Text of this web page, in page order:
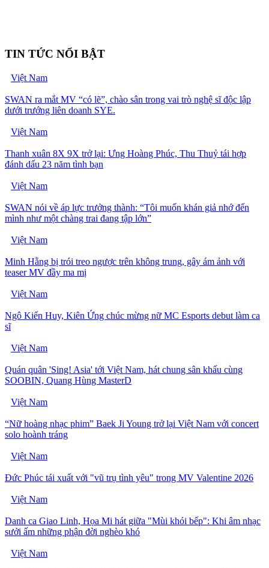
TIN TỨC NỔI BẬT
Việt Nam
SWAN ra mắt MV “có lẽ”, chào sân trong vai trò nghệ sĩ độc lập
dưới trướng liên doanh SYE.
Việt Nam
Thanh xuân 8X 9X trở lại: Ưng Hoàng Phúc, Thu Thuỷ tái hợp
đánh dấu 23 năm tình bạn
Việt Nam
SWAN nói về áp lực trưởng thành: “Tôi muốn khán giả nhớ đến
mình như một chàng trai đang tập lớn”
Việt Nam
Minh Hằng bị trói treo ngược trên không trung, gây ám ảnh với
teaser MV đầy ma mị
Việt Nam
Ngô Kiến Huy, Kiên Ứng chúc mừng nữ MC Esports debut làm ca
sĩ
Việt Nam
Quán quân 'Sing! Asia' tới Việt Nam, hát chung sân khấu cùng
SOOBIN, Quang Hùng MasterD
Việt Nam
“Nữ hoàng nhạc phim” Baek Ji Young trở lại Việt Nam với concert
solo hoành tráng
Việt Nam
Đức Phúc tái xuất với "vũ trụ tình yêu" trong MV Valentine 2026
Việt Nam
Danh ca Giao Linh, Họa Mi hát giữa "Mùi khói bếp": Khi âm nhạc
sưởi ấm những phận đời nghèo khó
Việt Nam